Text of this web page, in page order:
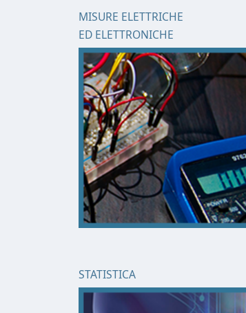
MISURE ELETTRICHE
ED ELETTRONICHE
STATISTICA